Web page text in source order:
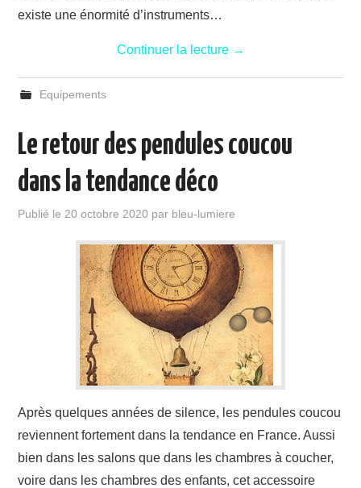
existe une énormité d’instruments…
Continuer la lecture →
Equipements
Le retour des pendules coucou
dans la tendance déco
Publié le 20 octobre 2020 par bleu-lumiere
Après quelques années de silence, les pendules coucou
reviennent fortement dans la tendance en France. Aussi
bien dans les salons que dans les chambres à coucher,
voire dans les chambres des enfants, cet accessoire